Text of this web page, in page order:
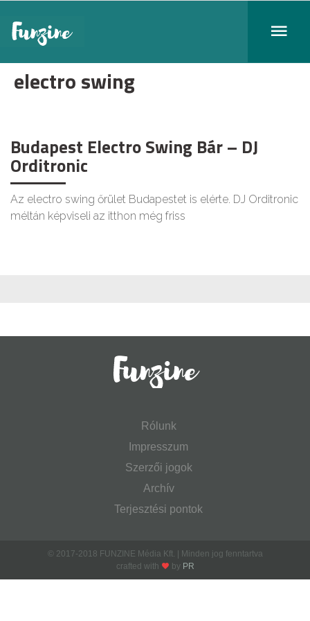
electro swing
Budapest Electro Swing Bár – DJ
Orditronic
Az electro swing őrület Budapestet is elérte. DJ Orditronic
méltán képviseli az itthon még friss
Rólunk
Impresszum
Szerzői jogok
Archív
Terjesztési pontok
© 2017-2018 FUNZINE Média Kft. | Minden jog fenntartva
crafted with
by PR